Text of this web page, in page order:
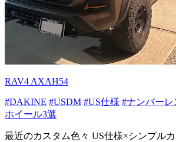
RAV4 AXAH54
#DAKINE #USDM #US仕様 #ナンバーレ
ホイール3選
最近のカスタム色々 US仕様×シンプル